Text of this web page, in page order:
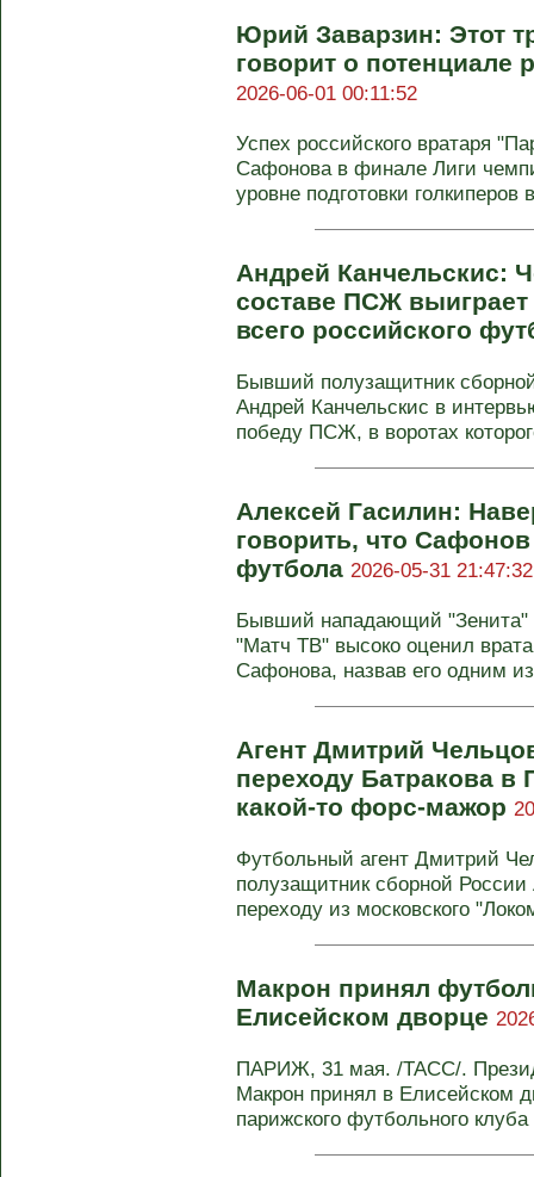
Юрий Заварзин: Этот
говорит о потенциале
2026-06-01 00:11:52
Успех российского вратаря
Сафонова в финале Лиги
уровне подготовки голкиперов
Андрей Канчельскис:
составе ПСЖ
всего российского
Бывший полузащитник
Андрей Канчельскис в
победу ПСЖ, в воротах
Алексей Гасилин:
говорить, что
футбола 2026-05-31 21:47:32
Бывший нападающий "Зенита"
"Матч ТВ" высоко оценил
Сафонова, назвав его одним
Агент Дмитрий
переходу Батракова
какой-то форс-мажор
Футбольный агент Дмитрий
полузащитник сборной России
переходу из московского
Макрон принял
Елисейском дворце
ПАРИЖ, 31 мая. /ТАСС/.
Макрон принял в Елисейском
парижского футбольного